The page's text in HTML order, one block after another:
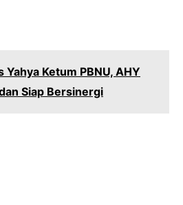
Yahya Ketum PBNU, AHY
Siap Bersinergi